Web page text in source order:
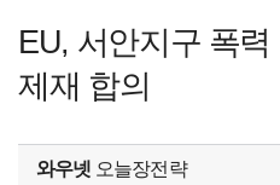
EU, 서안지구 폭
제재 합의
와우넷 오늘장전략